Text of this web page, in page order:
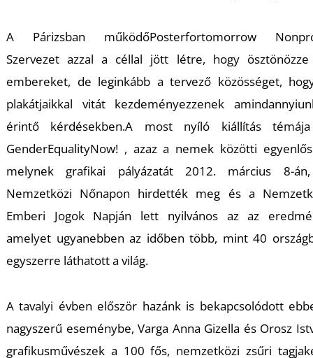
A Párizsban működőPosterfortomorrow
Szervezet azzal a céllal jött létre, hogy
embereket, de leginkább a tervező közösséget,
plakátjaikkal vitát kezdeményezzenek
érintő kérdésekben.A most nyíló kiállítás
GenderEqualityNow! , azaz a nemek közötti
melynek grafikai pályázatát 2012. március 8-
Nemzetközi Nőnapon hirdették meg és a
Emberi Jogok Napján lett nyilvános az az
amelyet ugyanebben az időben több, mint 40
egyszerre láthatott a világ.
A tavalyi évben először hazánk is bekapcsolódott
nagyszerű eseménybe, Varga Anna Gizella és Orosz
grafikusművészek a 100 fős, nemzetközi zsűri